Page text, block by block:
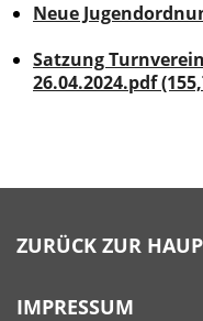
Neue
Satzung
26.04.2024.pdf
ZURÜCK ZUR
IMPRESSUM